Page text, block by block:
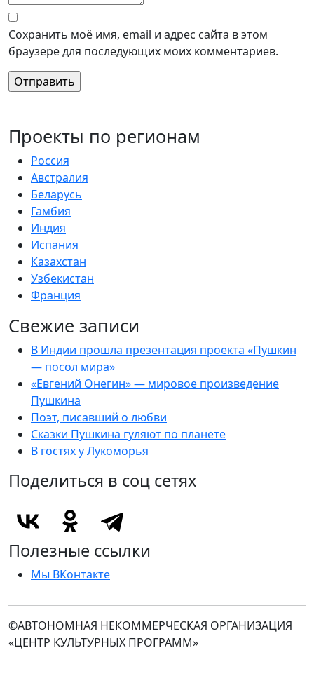
Сохранить моё имя, email и адрес сайта в этом
браузере для последующих моих комментариев.
Проекты по регионам
Россия
Австралия
Беларусь
Гамбия
Индия
Испания
Казахстан
Узбекистан
Франция
Свежие записи
В Индии прошла презентация проекта «Пушкин
— посол мира»
«Евгений Онегин» — мировое произведение
Пушкина
Поэт, писавший о любви
Сказки Пушкина гуляют по планете
В гостях у Лукоморья
Поделиться в соц сетях
Полезные ссылки
Мы ВКонтакте
©АВТОНОМНАЯ НЕКОММЕРЧЕСКАЯ ОРГАНИЗАЦИЯ
«ЦЕНТР КУЛЬТУРНЫХ ПРОГРАММ»